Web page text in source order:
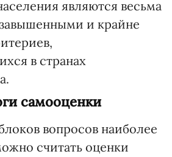
являются весьма
и крайне
в странах
самооценки
вопросов наиболее
считать оценки